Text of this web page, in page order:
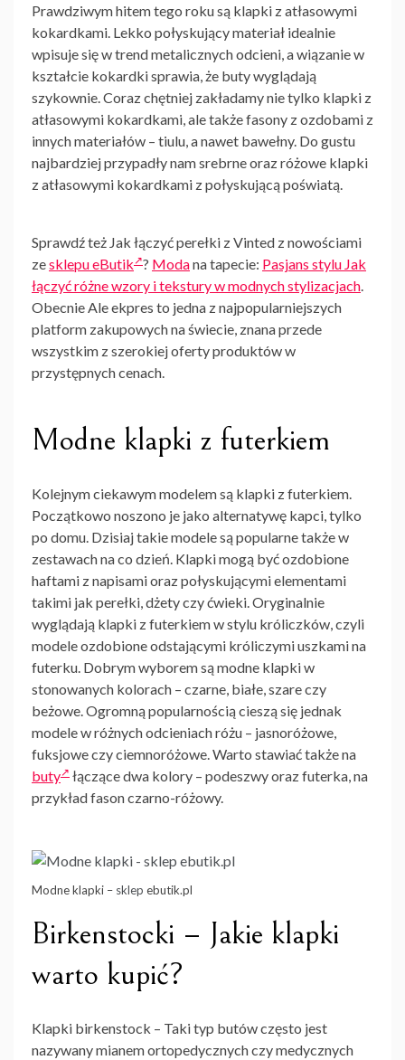
Prawdziwym hitem tego roku są klapki z atłasowymi
kokardkami . Lekko połyskujący materiał idealnie
wpisuje się w trend metalicznych odcieni, a wiązanie w
kształcie kokardki sprawia, że buty wyglądają
szykownie. Coraz chętniej zakładamy nie tylko klapki z
atłasowymi kokardkami , ale także fasony z ozdobami z
innych materiałów – tiulu, a nawet bawełny. Do gustu
najbardziej przypadły nam srebrne oraz różowe klapki
z atłasowymi kokardkami z połyskującą poświatą.
Sprawdź też Jak łączyć perełki z Vinted z nowościami
zesklepu eButik ? Modana tapecie: Pasjans stylu Jak
łączyć różne wzory i tekstury w modnych stylizacjach
Obecnie Ale ekpres to jedna z najpopularniejszych
platform zakupowych na świecie, znana przede
wszystkim z szerokiej oferty produktów w
przystępnych cenach.
Modne klapki z futerkiem
Kolejnym ciekawym modelem są klapki z futerkiem
Początkowo noszono je jako alternatywę kapci, tylko
po domu. Dzisiaj takie modele są popularne także w
zestawach na co dzień. Klapki mogą być ozdobione
haftami z napisami oraz połyskującymi elementami
takimi jak perełki, dżety czy ćwieki. Oryginalnie
wyglądają klapki z futerkiemw stylu króliczków, czyli
modele ozdobione odstającymi króliczymi uszkami na
futerku. Dobrym wyborem sąmodne klapkiw
stonowanych kolorach – czarne, białe, szare czy
beżowe. Ogromną popularnością cieszą się jednak
modele w różnych odcieniach różu – jasnoróżowe,
fuksjowe czy ciemnoróżowe. Warto stawiać także na
buty
łączące dwa kolory – podeszwy oraz futerka, na
przykład fason czarno-różowy.
Modne klapki – sklep ebutik.pl
Birkenstocki – Jakie klapki
warto kupić?
Klapki birkenstock – Taki typ butów często jest
nazywany mianem ortopedycznych czy medycznych